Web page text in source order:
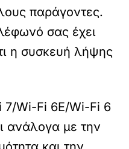
παράγοντες.
σας έχει
η συσκευή λήψης
7/Wi-Fi 6E/Wi-Fi 6
ανάλογα με την